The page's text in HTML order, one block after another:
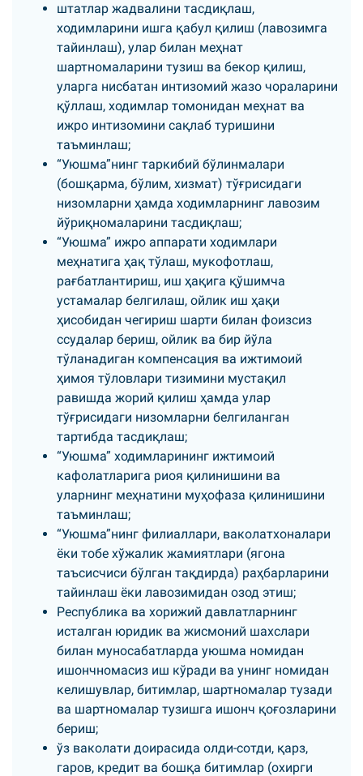
штатлар жадвалини тасдиқлаш,
ходимларини ишга қабул қилиш (лавозимга
тайинлаш), улар билан меҳнат
шартномаларини тузиш ва бекор қилиш,
уларга нисбатан интизомий жазо чораларини
қўллаш, ходимлар томонидан меҳнат ва
ижро интизомини сақлаб туришини
таъминлаш;
“Уюшма”нинг таркибий бўлинмалари
(бошқарма, бўлим, хизмат) тўғрисидаги
низомларни ҳамда ходимларнинг лавозим
йўриқномаларини тасдиқлаш;
“Уюшма” ижро аппарати ходимлари
меҳнатига ҳақ тўлаш, мукофотлаш,
рағбатлантириш, иш ҳақига қўшимча
устамалар белгилаш, ойлик иш ҳақи
ҳисобидан чегириш шарти билан фоизсиз
ссудалар бериш, ойлик ва бир йўла
тўланадиган компенсация ва ижтимоий
ҳимоя тўловлари тизимини мустақил
равишда жорий қилиш ҳамда улар
тўғрисидаги низомларни белгиланган
тартибда тасдиқлаш;
“Уюшма” ходимларининг ижтимоий
кафолатларига риоя қилинишини ва
уларнинг меҳнатини муҳофаза қилинишини
таъминлаш;
“Уюшма”нинг филиаллари, ваколатхоналари
ёки тобе хўжалик жамиятлари (ягона
таъсисчиси бўлган тақдирда) раҳбарларини
тайинлаш ёки лавозимидан озод этиш;
Республика ва хорижий давлатларнинг
исталган юридик ва жисмоний шахслари
билан муносабатларда уюшма номидан
ишончномасиз иш кўради ва унинг номидан
келишувлар, битимлар, шартномалар тузади
ва шартномалар тузишга ишонч қоғозларини
бериш;
ўз ваколати доирасида олди-сотди, қарз,
гаров, кредит ва бошқа битимлар (охирги